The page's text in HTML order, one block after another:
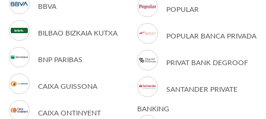
BBVA
BILBAO BIZKAIA KUTXA
BNP PARIBAS
CAIXA GUISSONA
CAIXA ONTINYENT
POPULAR
POPULAR BANCA PRIVADA
PRIVAT BANK DEGROOF
SANTANDER PRIVATE
BANKING